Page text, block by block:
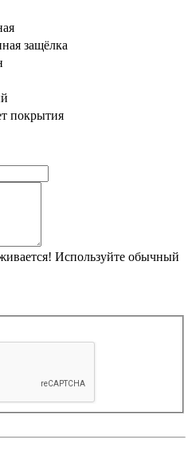
защёлка
покрытия
Используйте обычный